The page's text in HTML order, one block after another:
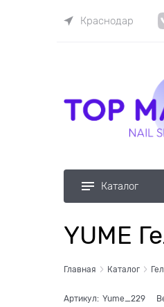
Краснодар
Каталог
YUME
Главная Каталог
Артикул: Yume_229